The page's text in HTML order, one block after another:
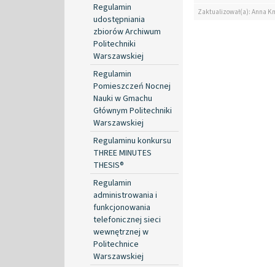
Regulamin
udostępniania
zbiorów Archiwum
Politechniki
Warszawskiej
Regulamin
Pomieszczeń Nocnej
Nauki w Gmachu
Głównym Politechniki
Warszawskiej
Regulaminu konkursu
THREE MINUTES
THESIS®
Regulamin
administrowania i
funkcjonowania
telefonicznej sieci
wewnętrznej w
Politechnice
Warszawskiej
Zaktualizował(a): Anna